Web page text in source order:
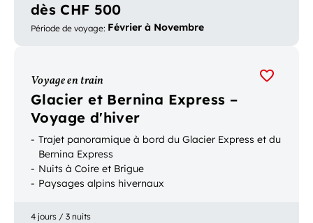
dès CHF 500
Période de voyage: Février à Novembre
Voyage en train
Glacier et Bernina Express –
Voyage d'hiver
Trajet panoramique à bord du Glacier Express et du
Bernina Express
Nuits à Coire et Brigue
Paysages alpins hivernaux
4 jours / 3 nuits